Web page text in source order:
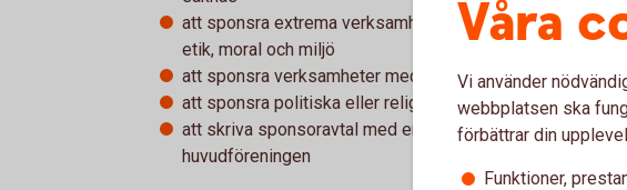
att sponsra extrema verksamheter som strider mot
etik, moral och miljö
att sponsra verksamheter med osund ekonomi
att sponsra politiska eller religiösa verksamheter
att skriva sponsoravtal med enskilda lag inom en
huvudföreningen
Våra
Vi använder
webbplatsen ska
förbättrar din
Funktioner,